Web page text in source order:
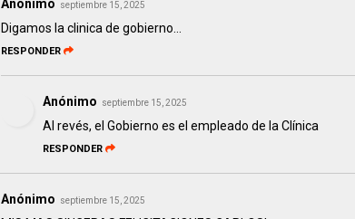
Anónimo septiembre 15, 2025
Digamos la clinica de gobierno...
RESPONDER
Anónimo septiembre 15, 2025
Al revés, el Gobierno es el empleado de la Clínica
RESPONDER
Anónimo septiembre 15, 2025